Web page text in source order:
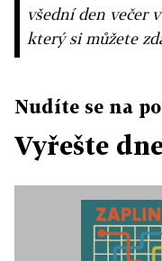
všední den večer v
který si můžete
Nudíte se na
Vyřešte